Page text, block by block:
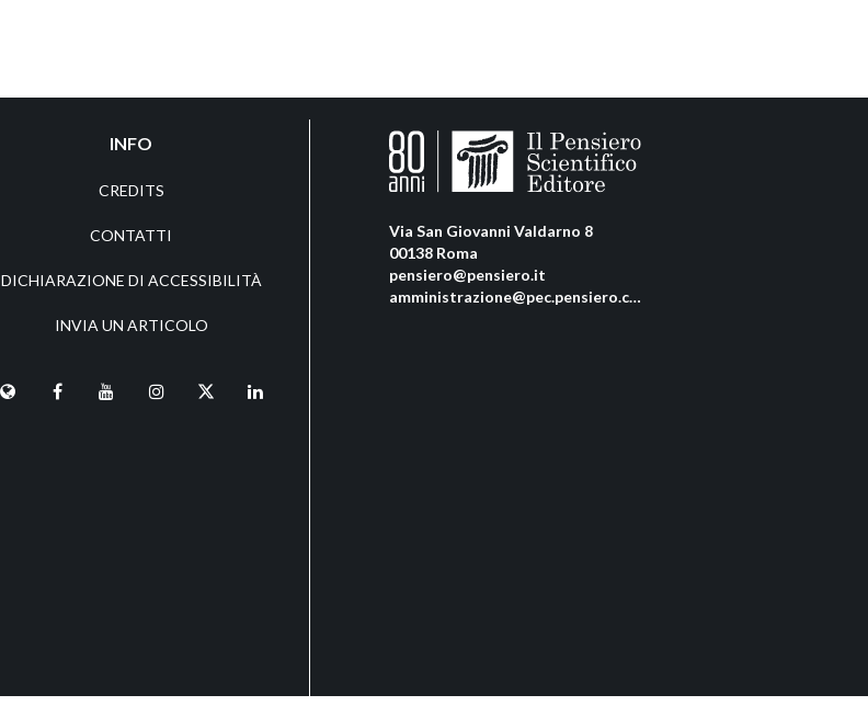
INFO
CREDITS
CONTATTI
DICHIARAZIONE DI ACCESSIBILITÀ
INVIA UN ARTICOLO
Via San Giovanni Valdarno 8
00138 Roma
pensiero@pensiero.it
amministrazione@pec.pensiero.com